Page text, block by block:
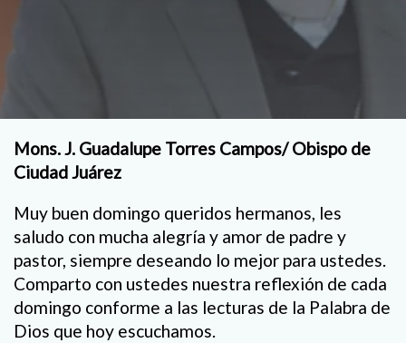
Mons. J. Guadalupe Torres Campos/ Obispo de
Ciudad Juárez
Muy buen domingo queridos hermanos, les
saludo con mucha alegría y amor de padre y
pastor, siempre deseando lo mejor para ustedes.
Comparto con ustedes nuestra reflexión de cada
domingo conforme a las lecturas de la Palabra de
Dios que hoy escuchamos.